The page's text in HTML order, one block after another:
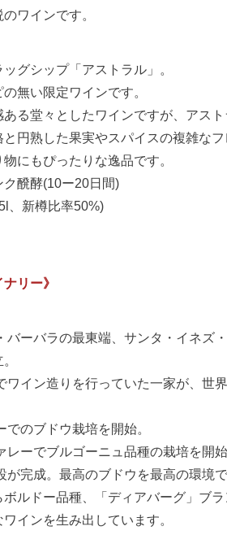
ワインです。
グシップ「アストラル」。
無い限定ワインです。
る堂々としたワインですが、アスト
円熟した果実やスパイスの複雑なフ
にもぴったりな逸品です。
醗酵(10ー20日間)
、新樽比率50%)
リー》
ーバラの最東端、サンタ・イネズ
ワイン造りを行っていた一家が、世
のブドウ栽培を開始。
ーでブルゴーニュ品種の栽培を開始
完成。最高のブドウを最高の環境
ルドー品種、「ディアバーグ」ブ
インを生み出しています。